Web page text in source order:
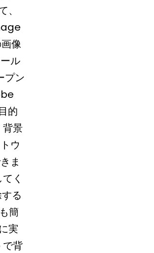
像
ル
プン
的
背景
ウ
ま
く
る
簡
実
背